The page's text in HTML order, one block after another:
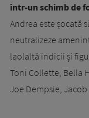
într-un schimb de
Andrea este șocată
neutralizeze
laolaltă indicii și
Toni Collette, Bella
Joe Dempsie,